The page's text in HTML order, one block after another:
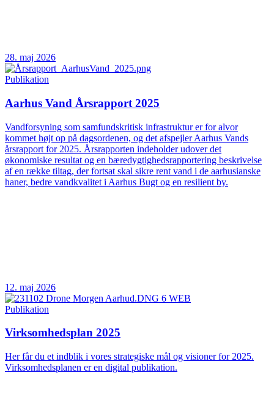
28. maj 2026
Publikation
Aarhus Vand Årsrapport 2025
Vandforsyning som samfundskritisk infrastruktur er for alvor
kommet højt op på dagsordenen, og det afspejler Aarhus Vands
årsrapport for 2025. Årsrapporten indeholder udover det
økonomiske resultat og en bæredygtighedsrapportering beskrivelse
af en række tiltag, der fortsat skal sikre rent vand i de aarhusianske
haner, bedre vandkvalitet i Aarhus Bugt og en resilient by.
12. maj 2026
Publikation
Virksomhedsplan 2025
Her får du et indblik i vores strategiske mål og visioner for 2025.
Virksomhedsplanen er en digital publikation.